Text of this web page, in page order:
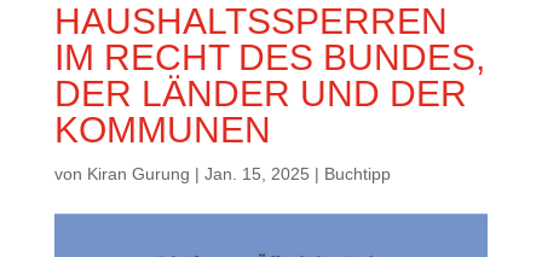
HAUSHALTSSPERREN
IM RECHT DES BUNDES,
DER LÄNDER UND DER
KOMMUNEN
von Kiran Gurung | Jan. 15, 2025 | Buchtipp